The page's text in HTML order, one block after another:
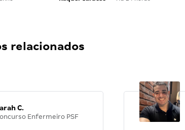
relacionados
C.
Enfermeiro PSF